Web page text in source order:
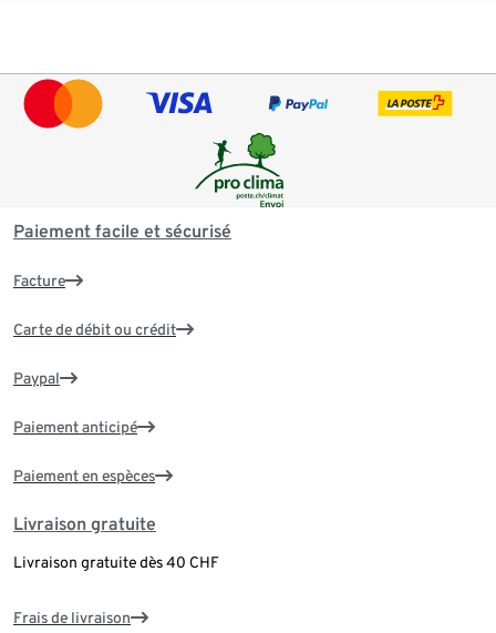
Paiement facile et sécurisé
Facture
Carte de débit ou crédit
Paypal
Paiement anticipé
Paiement en espèces
Livraison gratuite
Livraison gratuite dès 40 CHF
Frais de livraison